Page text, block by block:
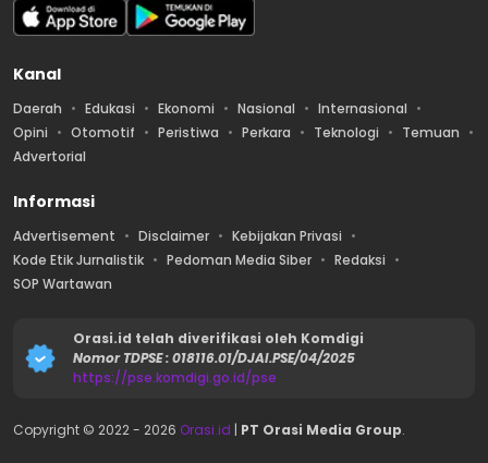
Kanal
Daerah Edukasi Ekonomi Nasional
Internasional
Opini
Otomotif Peristiwa Perkara Teknologi
Temuan
Advertorial
Informasi
Advertisement Disclaimer
Kebijakan Privasi
Kode Etik Jurnalistik
Pedoman Media Siber
Redaksi
SOP Wartawan
Orasi.id telah diverifikasi oleh Komdigi
Nomor TDPSE : 018116.01/DJAI.PSE/04/2025
https://pse.komdigi.go.id/pse
Copyright © 2022 - 2026 Orasi.id | PT Orasi Media Group.